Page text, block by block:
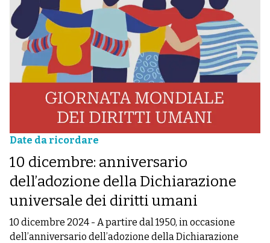
Date da ricordare
10 dicembre: anniversario
dell’adozione della Dichiarazione
universale dei diritti umani
10 dicembre 2024 - A partire dal 1950, in occasione
dell’anniversario dell’adozione della Dichiarazione